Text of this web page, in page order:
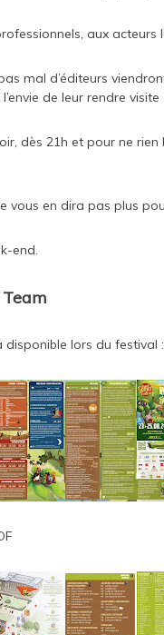
aux acteurs
mal d’éditeurs
de leur rendre
dès 21h et pour ne rien
en dira pas plus
end.
Team
lors du festival :